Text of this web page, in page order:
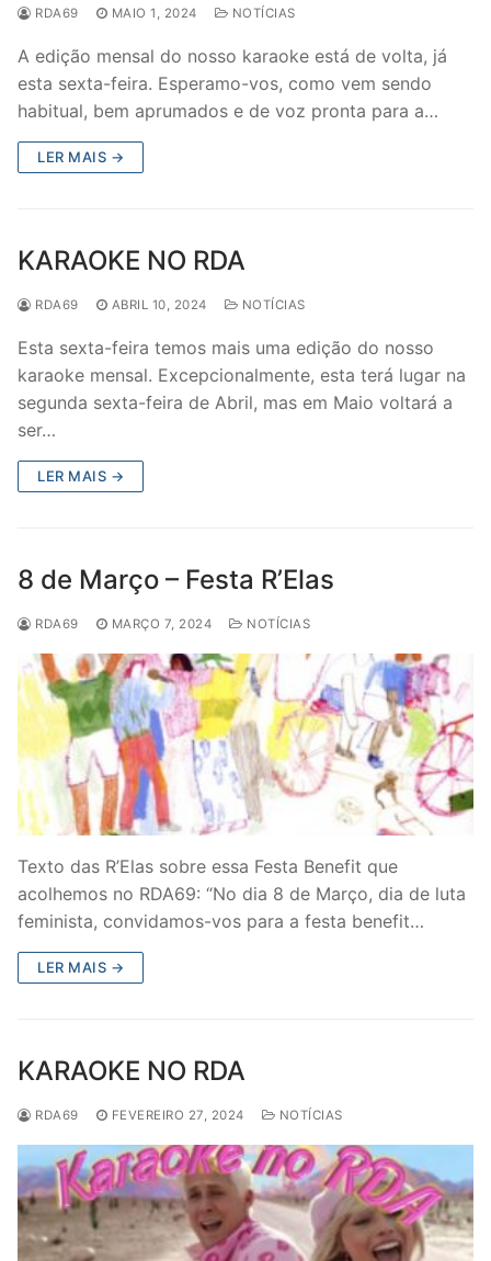
RDA69 MAIO 1, 2024 NOTÍCIAS
A edição mensal do nosso karaoke está de volta, já
esta sexta-feira. Esperamo-vos, como vem sendo
habitual, bem aprumados e de voz pronta para a…
LER MAIS →
KARAOKE NO RDA
RDA69 ABRIL 10, 2024 NOTÍCIAS
Esta sexta-feira temos mais uma edição do nosso
karaoke mensal. Excepcionalmente, esta terá lugar na
segunda sexta-feira de Abril, mas em Maio voltará a
ser…
LER MAIS →
8 de Março – Festa R’Elas
RDA69 MARÇO 7, 2024 NOTÍCIAS
Texto das R’Elas sobre essa Festa Benefit que
acolhemos no RDA69: “No dia 8 de Março, dia de luta
feminista, convidamos-vos para a festa benefit…
LER MAIS →
KARAOKE NO RDA
RDA69 FEVEREIRO 27, 2024 NOTÍCIAS